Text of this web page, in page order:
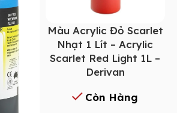
Màu Acrylic Đỏ Scarlet
Nhạt 1 Lít – Acrylic
Scarlet Red Light 1L –
Derivan
Còn Hàng